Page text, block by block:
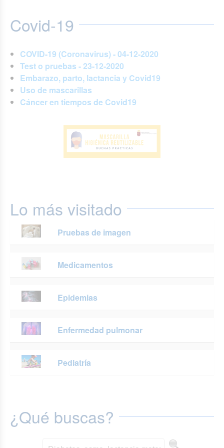
Covid-19
COVID-19 (Coronavirus) - 04-12-2020
Test o pruebas - 23-12-2020
Embarazo, parto, lactancia y Covid19
Uso de mascarillas
Cáncer en tiempos de Covid19
Lo más visitado
Pruebas de imagen
Medicamentos
Epidemias
Enfermedad pulmonar
Pediatría
¿Qué buscas?